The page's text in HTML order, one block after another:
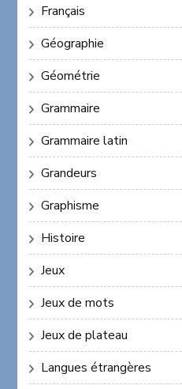
Français
Géographie
Géométrie
Grammaire
Grammaire latin
Grandeurs
Graphisme
Histoire
Jeux
Jeux de mots
Jeux de plateau
Langues étrangères